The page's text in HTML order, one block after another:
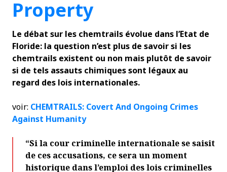
Property
Le débat sur les chemtrails évolue dans l’Etat de
Floride: la question n’est plus de savoir si les
chemtrails existent ou non mais plutôt de savoir
si de tels assauts chimiques sont légaux au
regard des lois internationales.
voir: CHEMTRAILS: Covert And Ongoing Crimes
Against Humanity
“Si la cour criminelle internationale se saisit
de ces accusations, ce sera un moment
historique dans l’emploi des lois criminelles